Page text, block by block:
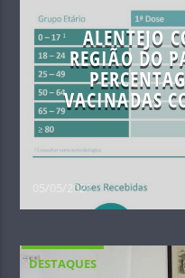
ALENTEJO
REGIÃO DO
VACINADAS
05/05/2021
DESTAQUES